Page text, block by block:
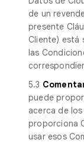
de un
presente
Cliente) está
las
5.3
puede
acerca de
proporciona
usar esos